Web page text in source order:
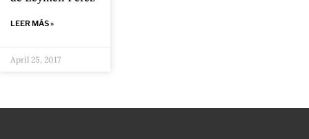
LEER MÁS »
April 25, 2017